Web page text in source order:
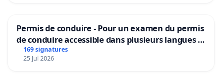
Permis de conduire - Pour un examen du permis
de conduire accessible dans plusieurs langues à
Bruxelles
169 signatures
25 Jul 2026